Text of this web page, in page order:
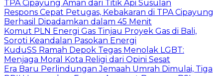
TPA Cipayung Aman dari Titik Api Susulan
Respons Cepat Petugas, Kebakaran di TPA Cipayung
Berhasil Dipadamkan dalam 45 Menit
Komut PLN Energi Gas Tinjau Proyek Gas di Bali,
Soroti Keandalan Pasokan Energi
KuduSS Ramah Depok Tegas Menolak LGBT:
Menjaga Moral Kota Religi dari Opini Sesat
Era Baru Perlindungan Jemaah Umrah Dimulai, Tiga